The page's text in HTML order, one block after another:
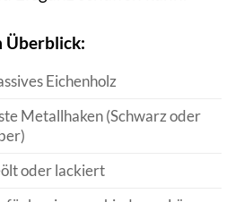
Überblick:
Eichenholz
Metallhaken (Schwarz oder
oder lackiert